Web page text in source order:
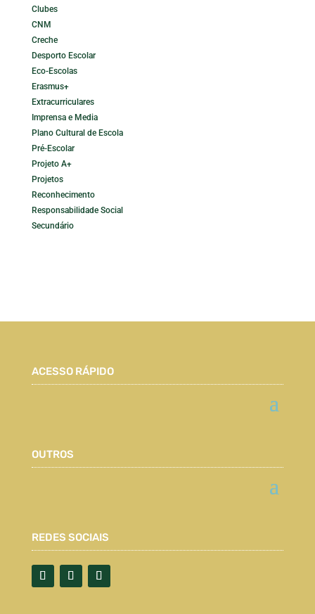
Clubes
CNM
Creche
Desporto Escolar
Eco-Escolas
Erasmus+
Extracurriculares
Imprensa e Media
Plano Cultural de Escola
Pré-Escolar
Projeto A+
Projetos
Reconhecimento
Responsabilidade Social
Secundário
ACESSO RÁPIDO
OUTROS
REDES SOCIAIS